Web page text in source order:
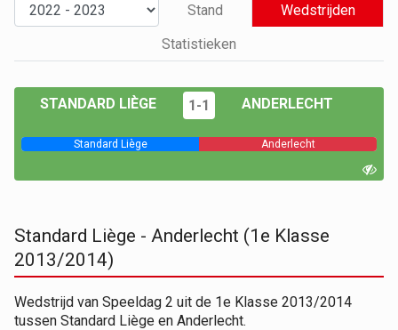
Stand
Wedstrijden
Statistieken
STANDARD LIÈGE 1-1 ANDERLECHT
Standard Liège Anderlecht
Standard Liège - Anderlecht (1e Klasse
2013/2014)
Wedstrijd van Speeldag 2 uit de 1e Klasse 2013/2014
tussen Standard Liège en Anderlecht.